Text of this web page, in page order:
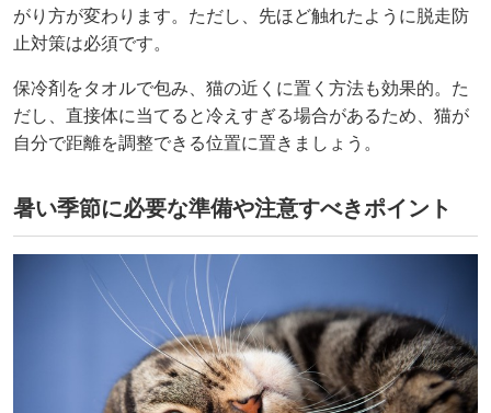
がり方が変わります。ただし、先ほど触れたように脱走防
止対策は必須です。
保冷剤をタオルで包み、猫の近くに置く方法も効果的。た
だし、直接体に当てると冷えすぎる場合があるため、猫が
自分で距離を調整できる位置に置きましょう。
暑い季節に必要な準備や注意すべきポイント